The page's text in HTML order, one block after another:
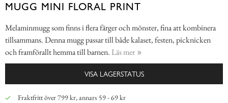
MUGG MINI FLORAL PRINT
Melaminmugg som finns i flera färger och mönster, fina att kombinera
tillsammans. Denna mugg passar till både kalaset, festen, picknicken
och framförallt hemma till barnen. Läs mer
VISA LAGERSTATUS
Fraktfritt över 799 kr, annars 59 - 69 kr